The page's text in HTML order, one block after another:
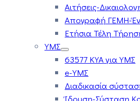
Αιτήσεις-
Απογραφή ΓΕΜΗ-
Ετήσια Τέλη
ΥΜΣ
63577 ΚΥΑ για ΥΜΣ
e-ΥΜΣ
Διαδικασία
Ίδρυση-Σύσταση